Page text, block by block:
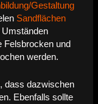
Gestaltung
Sandflächen
Umständen
Felsbrocken und
werden.
dass dazwischen
Ebenfalls sollte